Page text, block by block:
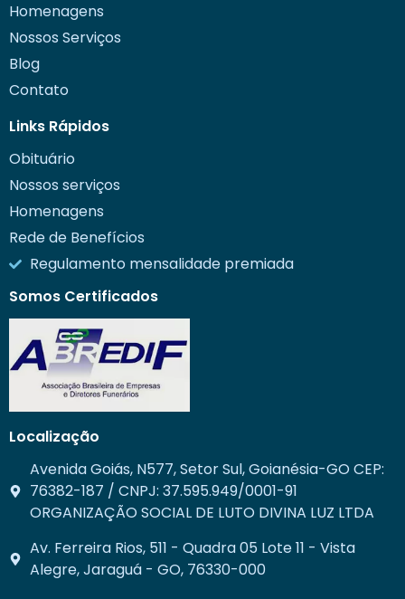
Homenagens
Nossos Serviços
Blog
Contato
Links Rápidos
Obituário
Nossos serviços
Homenagens
Rede de Benefícios
Regulamento mensalidade premiada
Somos Certificados
Localização
Avenida Goiás, N577, Setor Sul, Goianésia-GO CEP:
76382-187 / CNPJ: 37.595.949/0001-91
ORGANIZAÇÃO SOCIAL DE LUTO DIVINA LUZ LTDA
Av. Ferreira Rios, 511 - Quadra 05 Lote 11 - Vista
Alegre, Jaraguá - GO, 76330-000